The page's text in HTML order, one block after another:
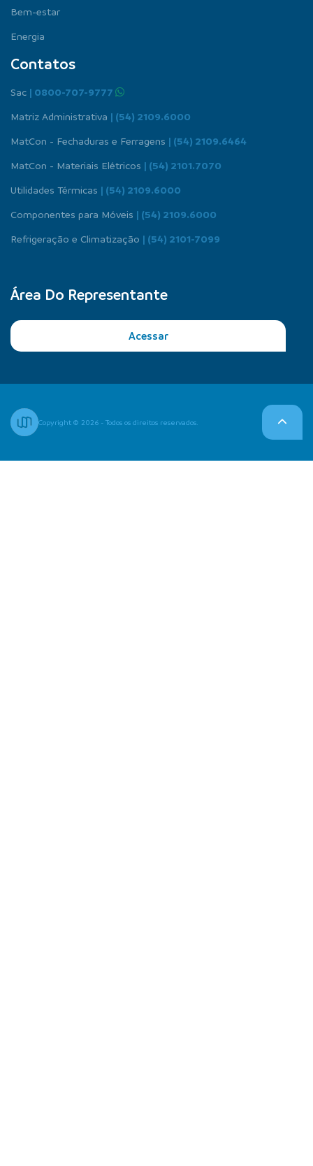
Bem-estar
Energia
Contatos
Sac | 0800-707-9777
Matriz Administrativa | (54) 2109.6000
MatCon - Fechaduras e Ferragens | (54) 2109.6464
MatCon - Materiais Elétricos | (54) 2101.7070
Utilidades Térmicas | (54) 2109.6000
Componentes para Móveis | (54) 2109.6000
Refrigeração e Climatização | (54) 2101-7099
Área Do Representante
Acessar
Copyright © 2026 - Todos os direitos reservados.